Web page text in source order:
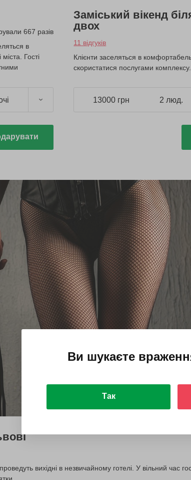
667 разів
в
Гості
Заміський вікенд
двох
11 відгуків
Клієнти заселяться в
скористатися послугами комплексу.
13000 грн 2 люд.
вихідні в незвичайному готелі. У вільний час
Ви шукаєте
Так